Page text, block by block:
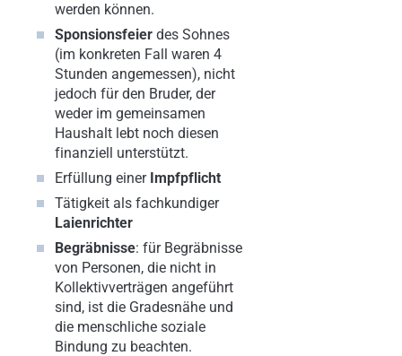
werden können.
Sponsionsfeier des Sohnes
(im konkreten Fall waren 4
Stunden angemessen), nicht
jedoch für den Bruder, der
weder im gemeinsamen
Haushalt lebt noch diesen
finanziell unterstützt.
Erfüllung einer Impfpflicht
Tätigkeit als fachkundiger
Laienrichter
Begräbnisse: für Begräbnisse
von Personen, die nicht in
Kollektivverträgen angeführt
sind, ist die Gradesnähe und
die menschliche soziale
Bindung zu beachten.